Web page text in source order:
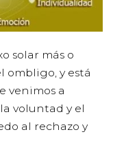
solar más o
ombligo, y está
venimos a
voluntad y el
al rechazo y